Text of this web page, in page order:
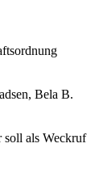
Bela B.
soll als Weckruf